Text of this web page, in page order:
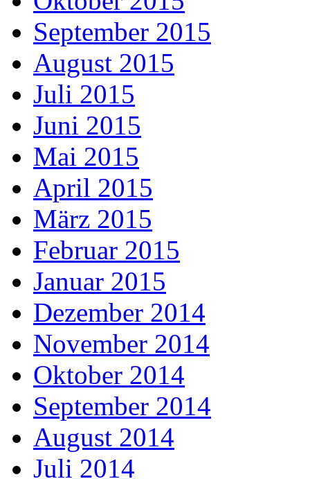
September 2015
August 2015
Juli 2015
Juni 2015
Mai 2015
April 2015
März 2015
Februar 2015
Januar 2015
Dezember 2014
November 2014
Oktober 2014
September 2014
August 2014
Juli 2014